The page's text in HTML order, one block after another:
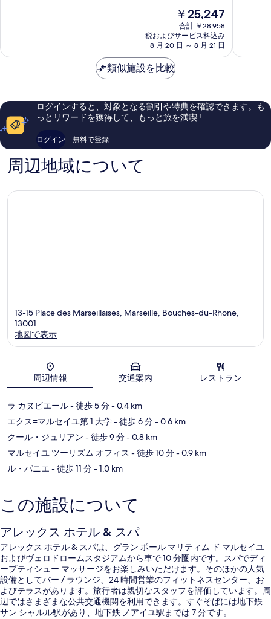
ー
ル
イ
ユ
ー
ル
も
し
口
コ
1,195
件
の
口
現
在
の
料
金
は
￥25,247
合計 ￥28,958
税およびサービス料込み
8 月 20 日 ～ 8 月 21 日
ユ
ン
サ
い、
138
件
類似施設を比較
ログインすると、対象となる割引や特典を確認できます。も
っとリワードを獲得して、もっと旅を満喫 !
ログイン 無料で登録
周辺地域について
13-15 Place des Marseillaises, Marseille, Bouches-du-Rhone,
13001
地図で表示
周辺情報 交通案内 レストラン
ラ カヌビエール- 徒歩 5 分- 0.4 km
エクス=マルセイユ第 1 大学- 徒歩 6 分- 0.6 km
クール・ジュリアン - 徒歩 9 分- 0.8 km
マルセイユ ツーリズム オフィス - 徒歩 10 分- 0.9 km
ル・パニエ - 徒歩 11 分- 1.0 km
この施設について
アレックス ホテル & スパ
アレックス ホテル & スパは、グラン ポール マリティム ド マルセイユ
およびヴェロドロームスタジアムから車で 10 分圏内です。スパでディ
ープティシュー マッサージをお楽しみいただけます。そのほかの人気
設備としてバー / ラウンジ、24 時間営業のフィットネスセンター、お
よびテラスがあります。旅行者は親切なスタッフを評価しています。周
辺ではさまざまな公共交通機関を利用できます。すぐそばには地下鉄
サン シャルル駅があり、地下鉄 ノアイユ駅までは 7 分です。